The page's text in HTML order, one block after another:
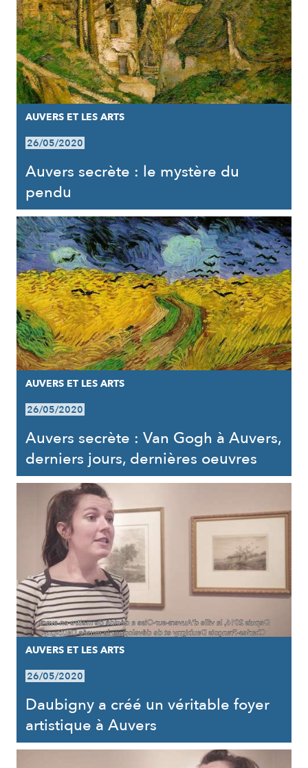
AUVERS ET LES ARTS
26/05/2020
Auvers secrète : le mystère du
pendu
AUVERS ET LES ARTS
26/05/2020
Auvers secrète : Van Gogh à Auvers,
derniers jours, dernières oeuvres
AUVERS ET LES ARTS
26/05/2020
Daubigny a créé un véritable foyer
artistique à Auvers